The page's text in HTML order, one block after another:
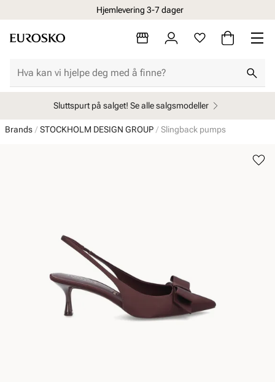
Hjemlevering 3-7 dager
Sluttspurt på salget! Se alle salgsmodeller
Brands STOCKHOLM DESIGN GROUP Slingback pumps